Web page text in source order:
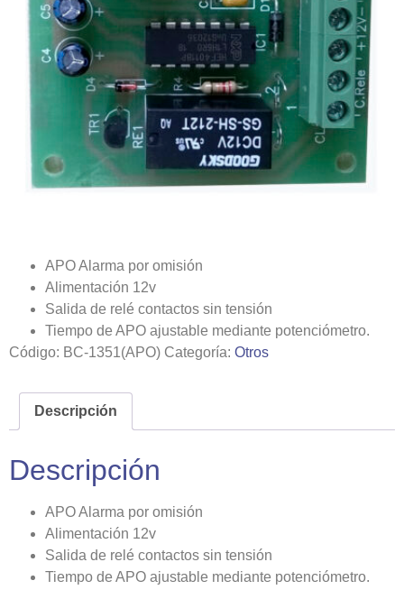
APO Alarma por omisión
Alimentación 12v
Salida de relé contactos sin tensión
Tiempo de APO ajustable mediante potenciómetro.
Código: BC-1351(APO) Categoría: Otros
Descripción
Descripción
APO Alarma por omisión
Alimentación 12v
Salida de relé contactos sin tensión
Tiempo de APO ajustable mediante potenciómetro.